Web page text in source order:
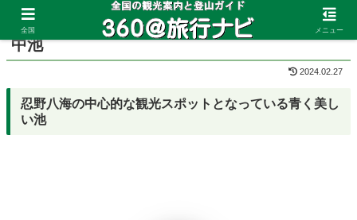
ホーム 山梨県 忍野八海
中池
2024.02.27
忍野八海の中心的な観光スポットとなっている青く美し
い池
全国 メニュー